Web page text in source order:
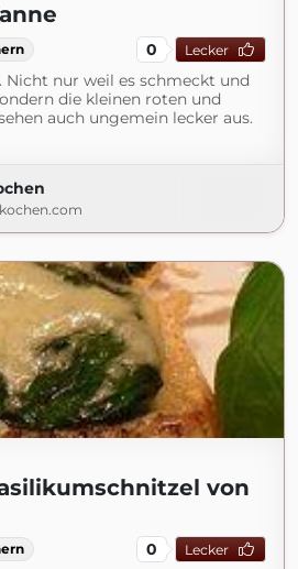
0 Lecker
Nicht nur weil es schmeckt und
die kleinen roten und
auch ungemein lecker aus.
von
0 Lecker